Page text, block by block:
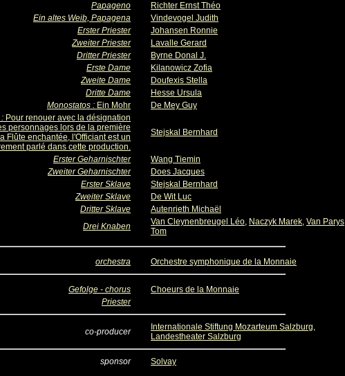
Papageno
Richter Ernst Théo
Ein altes Weib, Papagena
Vindevogel Judith
Erster Priester
Johansen Ronnie
Zweiter Priester
Lavalle Gerard
Dritter Priester
Byrne Donal J.
Erste Dame
Kilanowicz Zofia
Zweite Dame
Doufexis Stella
Dritte Dame
Hesse Ursula
Monostatos : Ein Mohr
De Mey Guy
Pour renouer avec la désignation
personnages lors de la première
Flûte enchantée, l'Officiant est un
parlé dans cette production.
Stejskal Bernhard
Erster Geharnischter
Wang Tiemin
Zweiter Geharnischter
Does Jacques
Erster Sklave
Stejskal Bernhard
Zweiter Sklave
De Wit Luc
Dritter Sklave
Autenrieth Michaël
Drei Knaben
Van Cleynenbreugel Léo, Naczyk Marek, Van Parys
Tom
orchestra Orchestre symphonique de la Monnaie
Gefolge - chorus
Choeurs de la Monnaie
Priester
co-producer Internationale Stiftung Mozarteum Salzburg,
Landestheater Salzburg
sponsor Solvay